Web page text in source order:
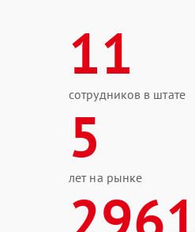
11
сотрудников в штате
5
лет на рынке